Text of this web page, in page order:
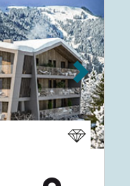
Next